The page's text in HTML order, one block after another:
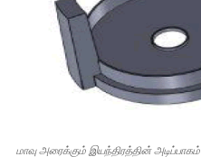
மாவு அரைக்கும் இயந்திரத்தின் அடிப்பாகம்